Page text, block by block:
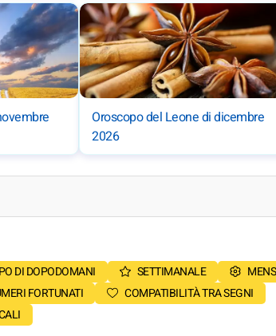
Oroscopo del Leone di dicembre
2026
DI DOPODOMANI SETTIMANALE
FORTUNATI
COMPATIBILITÀ TRA SEGNI